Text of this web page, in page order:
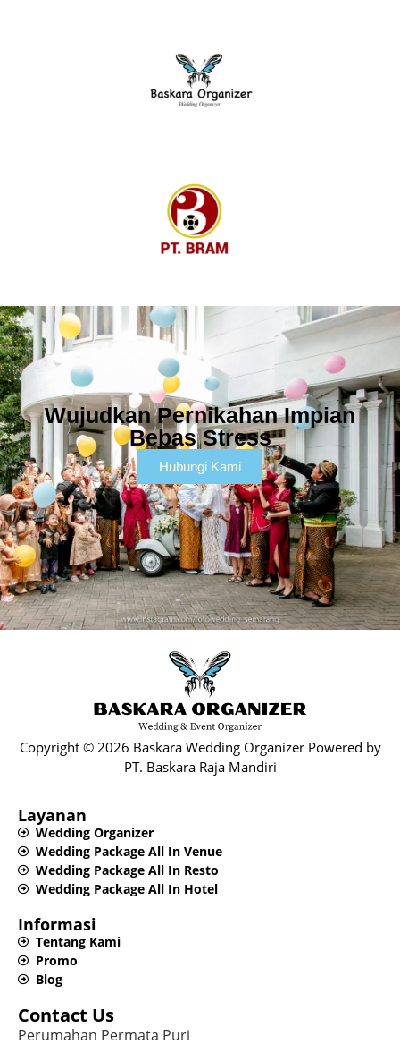
Wujudkan Pernikahan Impian
Bebas Stress
Hubungi Kami
Copyright © 2026 Baskara Wedding Organizer Powered by
PT. Baskara Raja Mandiri​
Layanan
Wedding Organizer
Wedding Package All In Venue
Wedding Package All In Resto
Wedding Package All In Hotel
Informasi
Tentang Kami
Promo
Blog
Contact Us
Perumahan Permata Puri